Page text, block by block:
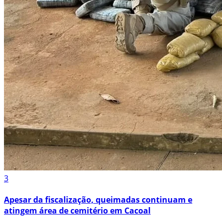
3
Apesar da fiscalização, queimadas continuam e
atingem área de cemitério em Cacoal